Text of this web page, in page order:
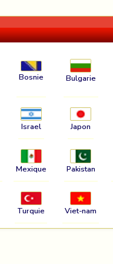
Bosnie Bulgarie
Israel Japon
Mexique Pakistan
Turquie Viet-nam